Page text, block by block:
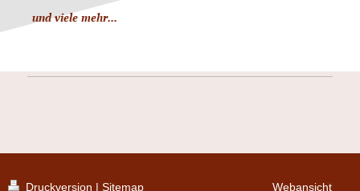
und viele mehr...
Druckversion | Sitemap Webansicht